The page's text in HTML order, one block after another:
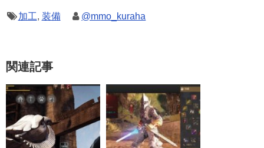
加工, 装備 @mmo_kuraha
関連記事